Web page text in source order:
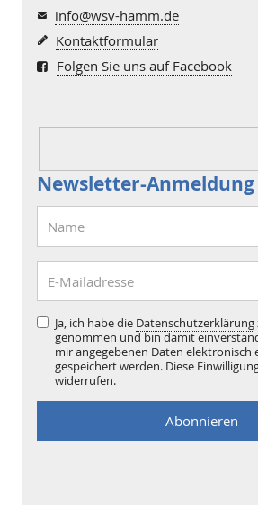
info@wsv-hamm.de
Kontaktformular
Folgen Sie uns auf Facebook
Newsletter-Anmeldung
Ja, ich habe die Datenschutzerklärung
genommen und bin damit
mir angegebenen Daten elektronisch
gespeichert werden. Diese
widerrufen.